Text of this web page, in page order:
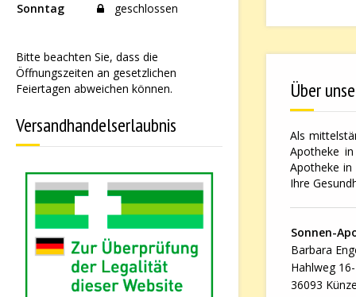
Sonntag
geschlossen
Bitte beachten Sie, dass die
Öffnungszeiten an gesetzlichen
Feiertagen abweichen können.
Versandhandelserlaubnis
Über
Als
Apotheke
Apotheke in
Ihre
Sonnen-
Barbara
Hahlweg
36093